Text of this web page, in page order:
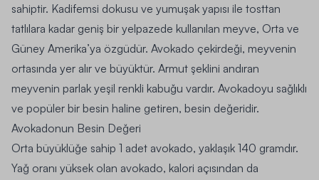
sahiptir. Kadifemsi dokusu ve yumuşak yapısı ile tosttan
tatlılara kadar geniş bir yelpazede kullanılan meyve, Orta ve
Güney Amerika’ya özgüdür. Avokado çekirdeği, meyvenin
ortasında yer alır ve büyüktür. Armut şeklini andıran
meyvenin parlak yeşil renkli kabuğu vardır. Avokadoyu sağlıklı
ve popüler bir besin haline getiren, besin değeridir.
Avokadonun Besin Değeri
Orta büyüklüğe sahip 1 adet avokado, yaklaşık 140 gramdır.
Yağ oranı yüksek olan avokado, kalori açısından da